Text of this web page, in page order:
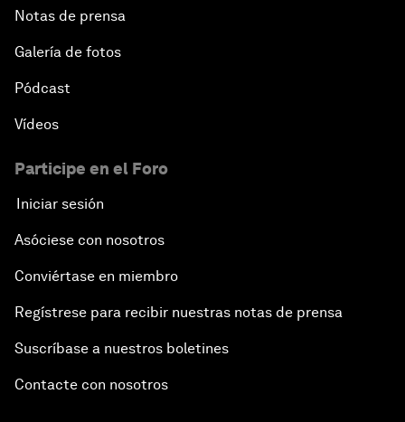
Notas de prensa
Galería de fotos
Pódcast
Vídeos
Participe en el Foro
Iniciar sesión
Asóciese con nosotros
Conviértase en miembro
Regístrese para recibir nuestras notas de prensa
Suscríbase a nuestros boletines
Contacte con nosotros